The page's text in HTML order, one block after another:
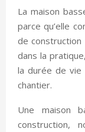
La maison
parce qu’elle
de
dans la
la durée de vie
chantier.
Une maison
construction,